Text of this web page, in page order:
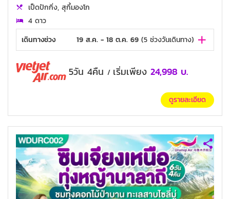
เป็ดปักกิ่ง, สุกี้มองโก
4 ดาว
เดินทางช่วง
19 ส.ค. - 18 ต.ค. 69 (5 ช่วงวันเดินทาง)
5วัน 4คืน / เริ่มเพียง 24,998 บ.
ดูรายละเอียด